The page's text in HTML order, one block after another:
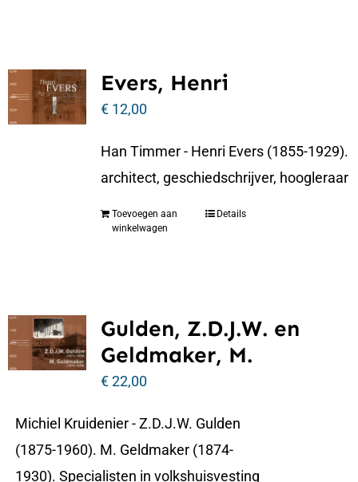
Evers, Henri
€12,00
Han Timmer - Henri Evers (1855-1929).
architect, geschiedschrijver, hoogleraar
Toevoegen aan
winkelwagen
Details
Gulden, Z.D.J.W. en
Geldmaker, M.
€22,00
Michiel Kruidenier - Z.D.J.W. Gulden
(1875-1960). M. Geldmaker (1874-
1930). Specialisten in volkshuisvesting